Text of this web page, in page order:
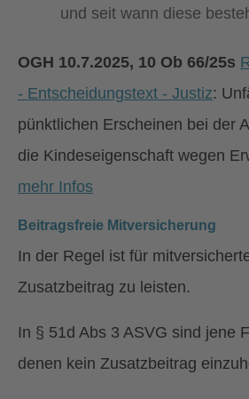
und seit wann diese
OGH 10.7.2025, 10 Ob 66/25s
- Entscheidungstext - Justiz:
pünktlichen Erscheinen bei der
die Kindeseigenschaft wegen
mehr Infos
Beitragsfreie Mitversicherung
In der Regel ist für
Zusatzbeitrag zu leisten.
In § 51d Abs 3 ASVG sind jene
denen kein Zusatzbeitrag